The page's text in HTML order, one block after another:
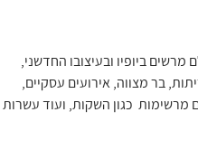
ביופיו ובעיצובו החדשני,
בר מצווה, אירועים עסקיים,
מרשימות כגון השקות, ועוד עשרות